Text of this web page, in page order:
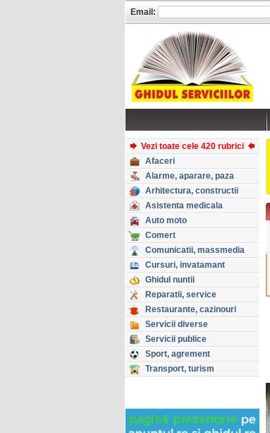
Vezi toate cele 420 rubrici
Afaceri
Alarme, aparare, paza
Arhitectura, constructii
Asistenta medicala
Auto moto
Comert
Comunicatii, massmedia
Cursuri, invatamant
Ghidul nuntii
Reparatii, service
Restaurante, cazinouri
Servicii diverse
Servicii publice
Sport, agrement
Transport, turism
Email: